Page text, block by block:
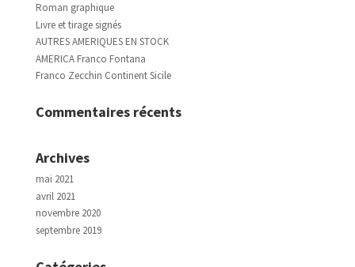
Roman graphique
Livre et tirage signés
AUTRES AMERIQUES EN STOCK
AMERICA Franco Fontana
Franco Zecchin Continent Sicile
Commentaires récents
Archives
mai 2021
avril 2021
novembre 2020
septembre 2019